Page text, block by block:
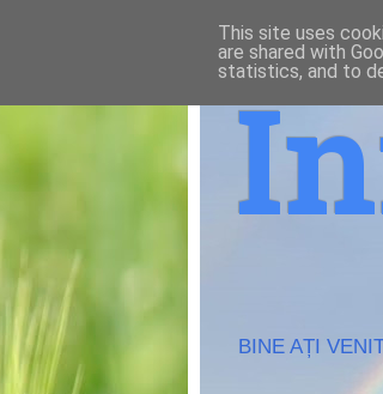
BINE AȚI
This site uses
are shared with
statistics, and to